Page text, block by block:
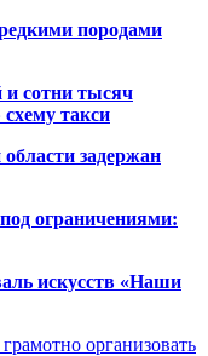
породами
и сотни тысяч
такси
задержан
ограничениями:
искусств «Наши
организовать